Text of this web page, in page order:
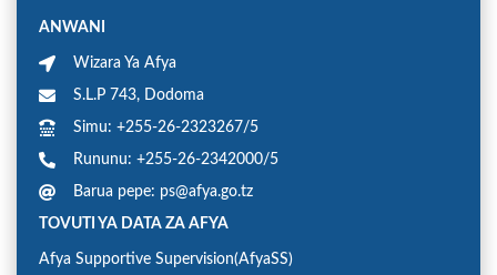
ANWANI
Wizara Ya Afya
S.L.P 743, Dodoma
Simu: +255-26-2323267/5
Rununu: +255-26-2342000/5
Barua pepe: ps@afya.go.tz
TOVUTI YA DATA ZA AFYA
Afya Supportive Supervision(AfyaSS)